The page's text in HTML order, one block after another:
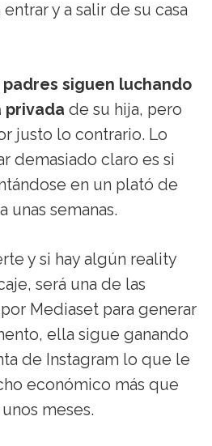
y a salir de su casa
padres siguen luchando
privada de su hija, pero
justo lo contrario. Lo
demasiado claro es si
en un plató de
unas semanas.
y si hay algún reality
será una de las
Mediaset para generar
ella sigue ganando
de Instagram lo que le
económico más que
meses.